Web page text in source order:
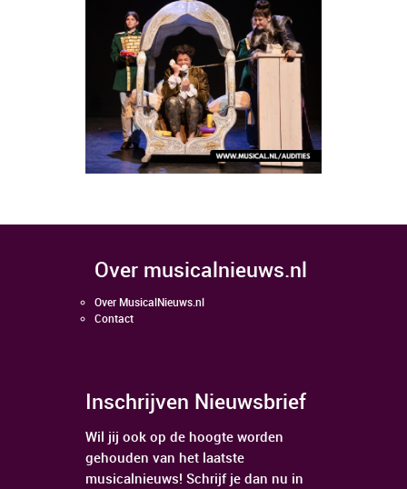
over musicalnieuws.nl
Over MusicalNieuws.nl
Contact
Inschrijven Nieuwsbrief
Wil jij ook op de hoogte worden
gehouden van het laatste
musicalnieuws! Schrijf je dan nu in